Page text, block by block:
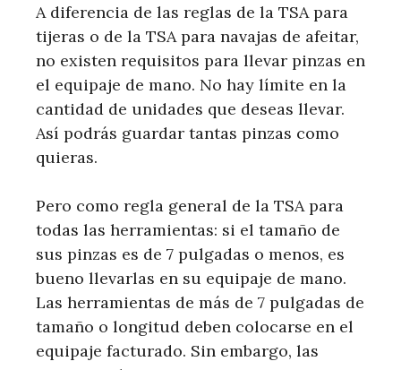
A diferencia de las reglas de la TSA para
tijeras o de la TSA para navajas de afeitar,
no existen requisitos para llevar pinzas en
el equipaje de mano. No hay límite en la
cantidad de unidades que deseas llevar.
Así podrás guardar tantas pinzas como
quieras.
Pero como regla general de la TSA para
todas las herramientas: si el tamaño de
sus pinzas es de 7 pulgadas o menos, es
bueno llevarlas en su equipaje de mano.
Las herramientas de más de 7 pulgadas de
tamaño o longitud deben colocarse en el
equipaje facturado. Sin embargo, las